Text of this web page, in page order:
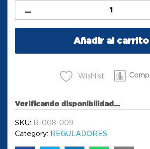
Añadir al carrito
Wishlist
Verificando disponibilidad...
SKU: R-008-009
Category: REGULADORES